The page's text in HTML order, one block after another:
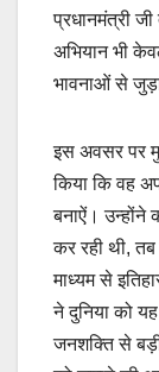
प्रधानमंत्री जी
अभियान भी
भावनाओं से
इस अवसर पर
किया कि वह
बनाऐं। उन्होंने
कर रही थी,
माध्यम से
ने दुनिया को
जनशक्ति से